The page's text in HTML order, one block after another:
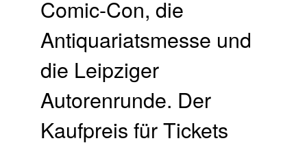
Comic-Con, die
Antiquariatsmesse und
die Leipziger
Autorenrunde. Der
Kaufpreis für Tickets